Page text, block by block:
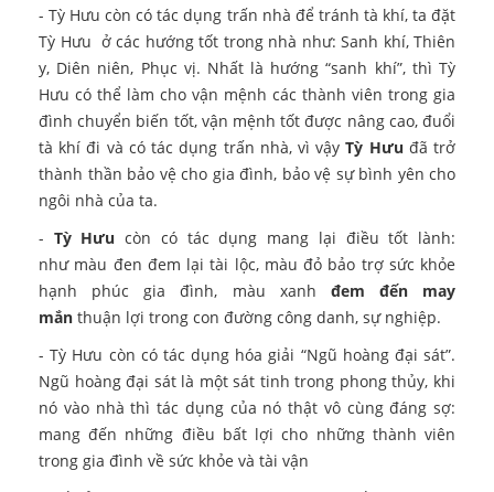
- Tỳ Hưu còn có tác dụng trấn nhà để tránh tà khí, ta đặt
Tỳ Hưu ở các hướng tốt trong nhà như: Sanh khí, Thiên
y, Diên niên, Phục vị. Nhất là hướng “sanh khí”, thì Tỳ
Hưu có thể làm cho vận mệnh các thành viên trong gia
đình chuyển biến tốt, vận mệnh tốt được nâng cao, đuổi
tà khí đi và có tác dụng trấn nhà, vì vậyTỳ Hưu đã trở
thành thần bảo vệ cho gia đình, bảo vệ sự bình yên cho
ngôi nhà của ta.
- Tỳ Hưu còn có tác dụng mang lại điều tốt lành:
như màu đen đem lại tài lộc, màu đỏ bảo trợ sức khỏe
hạnh phúc gia đình, màu xanh đem đến may
mắn thuận lợi trong con đường công danh, sự nghiệp.
- Tỳ Hưu còn có tác dụng hóa giải “Ngũ hoàng đại sát”.
Ngũ hoàng đại sát là một sát tinh trong phong thủy, khi
nó vào nhà thì tác dụng của nó thật vô cùng đáng sợ:
mang đến những điều bất lợi cho những thành viên
trong gia đình về sức khỏe và tài vận